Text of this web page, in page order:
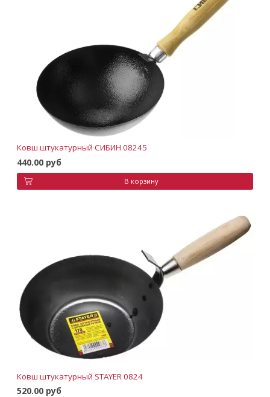
Ковш штукатурный СИБИН 08245
440.00 руб
В корзину
Ковш штукатурный STAYER 0824
520.00 руб